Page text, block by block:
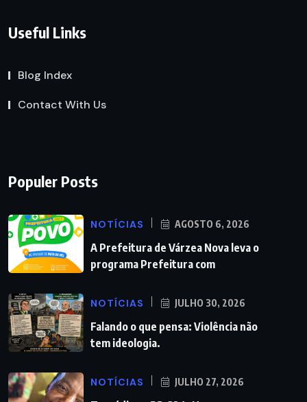
Useful Links
Blog Index
Contact With Us
Populer Posts
NOTÍCIAS AGOSTO 6, 2026
A Prefeitura de Várzea Nova leva o
programa Prefeitura com
NOTÍCIAS JULHO 30, 2026
Falando o que pensa: Violência não
tem ideologia.
NOTÍCIAS JULHO 27, 2026